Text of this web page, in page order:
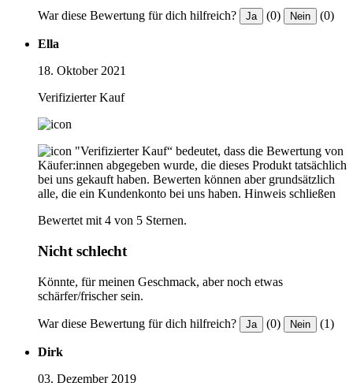
War diese Bewertung für dich hilfreich? Ja (0) Nein (0)
Ella
18. Oktober 2021
Verifizierter Kauf
"Verifizierter Kauf“ bedeutet, dass die Bewertung von
Käufer:innen abgegeben wurde, die dieses Produkt tatsächlich
bei uns gekauft haben. Bewerten können aber grundsätzlich
alle, die ein Kundenkonto bei uns haben. Hinweis schließen
Bewertet mit 4 von 5 Sternen.
Nicht schlecht
Könnte, für meinen Geschmack, aber noch etwas
schärfer/frischer sein.
War diese Bewertung für dich hilfreich? Ja (0) Nein (1)
Dirk
03. Dezember 2019